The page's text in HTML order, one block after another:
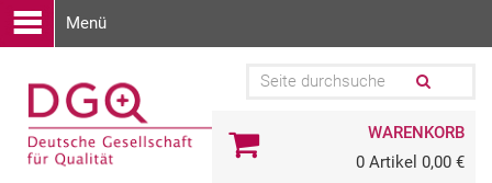
Menü
WARENKORB
0 Artikel 0,00 €